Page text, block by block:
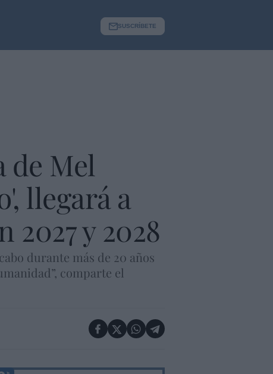
SUSCRÍBETE
de Mel
llegará a
y 2028
durante más de 20 años
comparte el